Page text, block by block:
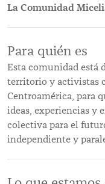
La Comunidad
Para quién es
Esta comunidad está
territorio y activistas
Centroamérica, para
ideas, experiencias y
colectiva para el
independiente y